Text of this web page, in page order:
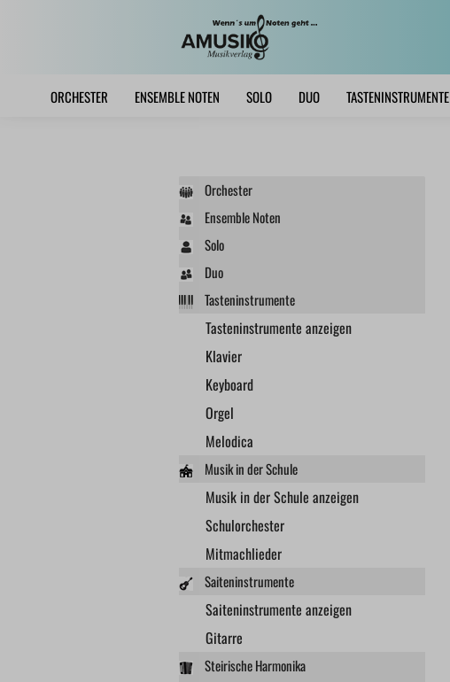
ORCHESTER ENSEMBLE NOTEN SOLO DUO TASTENINSTRUMENTE
Orchester
Ensemble Noten
Solo
Duo
Tasteninstrumente
Tasteninstrumente anzeigen
Klavier
Keyboard
Orgel
Melodica
Musik in der Schule
Musik in der Schule anzeigen
Schulorchester
Mitmachlieder
Saiteninstrumente
Saiteninstrumente anzeigen
Gitarre
Steirische Harmonika